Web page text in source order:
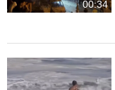
00:34